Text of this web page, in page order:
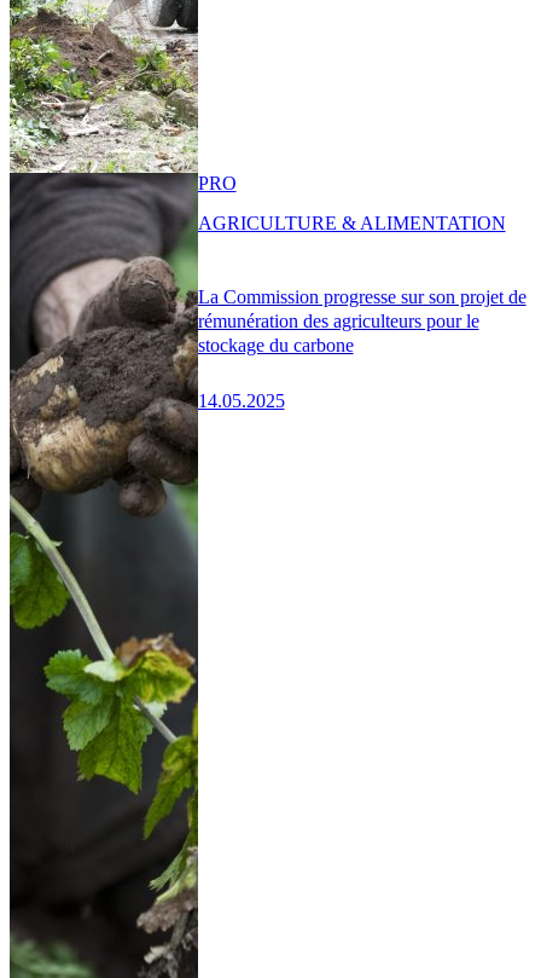
La Commission progresse sur son projet de
rémunération des agriculteurs pour le
stockage du carbone
14.05.2025
PRO
AGRICULTURE & ALIMENTATION